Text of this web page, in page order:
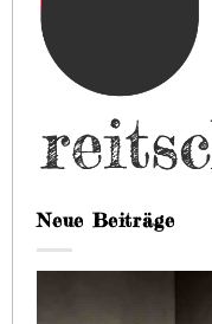
Neue Beiträge